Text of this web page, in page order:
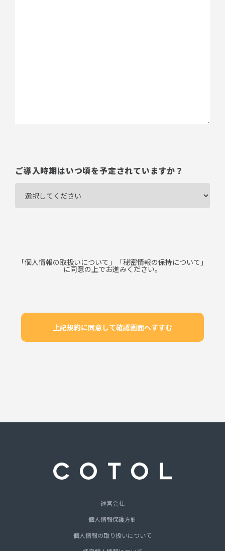
ご導入時期はいつ頃を予定されていますか？
「個人情報の取扱いについて 」「秘密情報の保持について 」
に同意の上でお進みください。
上記規約に同意して確認画面へすすむ
運営会社
個人情報保護方針
個人情報の取り扱いについて